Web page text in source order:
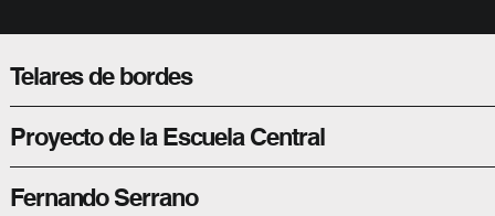
Telares de bordes
Proyecto de la Escuela Central
Fernando Serrano